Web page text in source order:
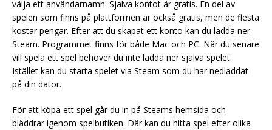
välja ett användarnamn. Själva kontot är gratis. En del av
spelen som finns på plattformen är också gratis, men de flesta
kostar pengar. Efter att du skapat ett konto kan du ladda ner
Steam. Programmet finns för både Mac och PC. När du senare
vill spela ett spel behöver du inte ladda ner själva spelet.
Istället kan du starta spelet via Steam som du har nedladdat
på din dator.
För att köpa ett spel går du in på Steams hemsida och
bläddrar igenom spelbutiken. Där kan du hitta spel efter olika